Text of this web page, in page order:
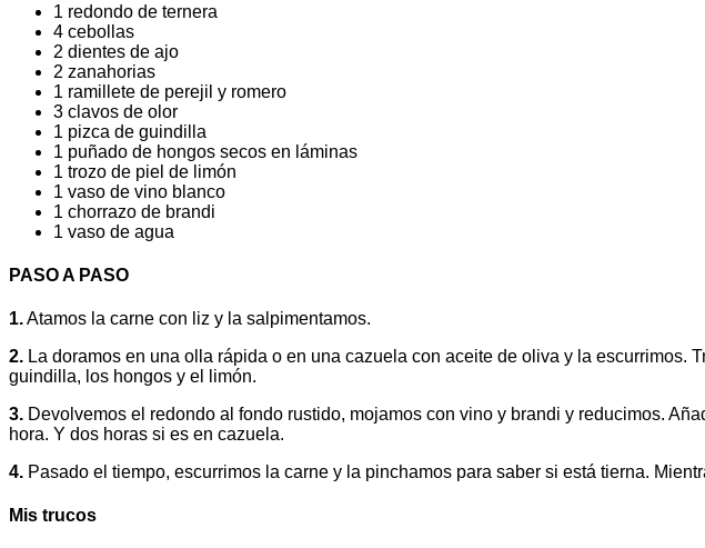
1 redondo de ternera
4 cebollas
2 dientes de ajo
2 zanahorias
1 ramillete de perejil y romero
3 clavos de olor
1 pizca de guindilla
1 puñado de hongos secos en láminas
1 trozo de piel de limón
1 vaso de vino blanco
1 chorrazo de brandi
1 vaso de agua
PASO A PASO
1.Atamos la carne con liz y la salpimentamos.
2. La doramos en una olla rápida o en una cazuela con aceite de oliva y la
guindilla, los hongos y el limón.
3. Devolvemos el redondo al fondo rustido, mojamos con vino y brandi y reducimos.
hora. Y dos horas si es en cazuela.
4. Pasado el tiempo, escurrimos la carne y la pinchamos para saber si está tierna.
Mis trucos